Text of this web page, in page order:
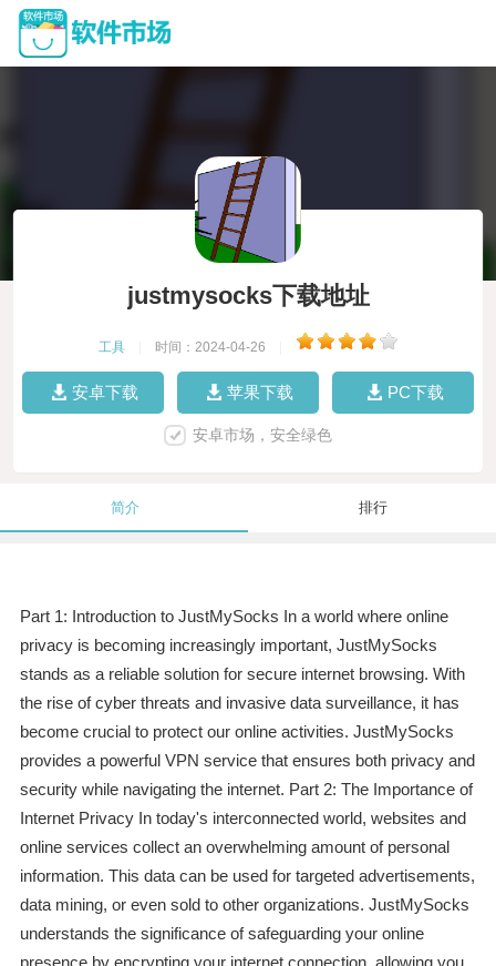
justmysocks下载地址
工具 时间：2024-04-26
安卓下载 苹果下载 PC下载
安卓市场，安全绿色
简介 排行
Part 1: Introduction to JustMySocks In a world where online
privacy is becoming increasingly important, JustMySocks
stands as a reliable solution for secure internet browsing. With
the rise of cyber threats and invasive data surveillance, it has
become crucial to protect our online activities. JustMySocks
provides a powerful VPN service that ensures both privacy and
security while navigating the internet. Part 2: The Importance of
Internet Privacy In today's interconnected world, websites and
online services collect an overwhelming amount of personal
information. This data can be used for targeted advertisements,
data mining, or even sold to other organizations. JustMySocks
understands the significance of safeguarding your online